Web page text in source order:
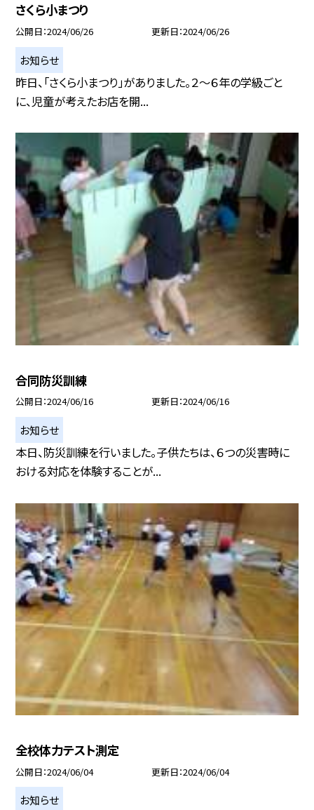
さくら小まつり
公開日 2024/06/26 更新日 2024/06/26
お知らせ
昨日、「さくら小まつり」がありました。２〜６年の学級ごと
に、児童が考えたお店を開...
合同防災訓練
公開日 2024/06/16 更新日 2024/06/16
お知らせ
本日、防災訓練を行いました。子供たちは、６つの災害時に
おける対応を体験することが...
全校体力テスト測定
公開日 2024/06/04 更新日 2024/06/04
お知らせ